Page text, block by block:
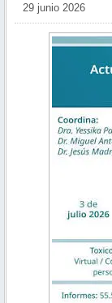
29 junio 2026